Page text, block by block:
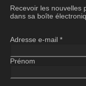
Recevoir les nouvelles
dans sa boîte
Adresse e-mail *
Prénom